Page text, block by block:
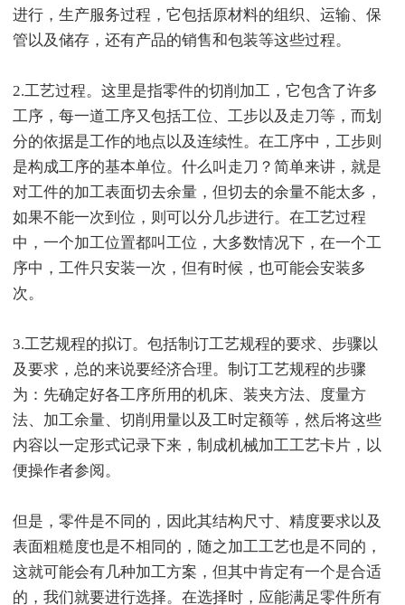
进行，生产服务过程，它包括原材料的组织、运输、保
管以及储存，还有产品的销售和包装等这些过程。
2.工艺过程。这里是指零件的切削加工，它包含了许多
工序，每一道工序又包括工位、工步以及走刀等，而划
分的依据是工作的地点以及连续性。在工序中，工步则
是构成工序的基本单位。什么叫走刀？简单来讲，就是
对工件的加工表面切去余量，但切去的余量不能太多，
如果不能一次到位，则可以分几步进行。在工艺过程
中，一个加工位置都叫工位，大多数情况下，在一个工
序中，工件只安装一次，但有时候，也可能会安装多
次。
3.工艺规程的拟订。包括制订工艺规程的要求、步骤以
及要求，总的来说要经济合理。制订工艺规程的步骤
为：先确定好各工序所用的机床、装夹方法、度量方
法、加工余量、切削用量以及工时定额等，然后将这些
内容以一定形式记录下来，制成机械加工工艺卡片，以
便操作者参阅。
但是，零件是不同的，因此其结构尺寸、精度要求以及
表面粗糙度也是不相同的，随之加工工艺也是不同的，
这就可能会有几种加工方案，但其中肯定有一个是合适
的，我们就要进行选择。在选择时，应能满足零件所有